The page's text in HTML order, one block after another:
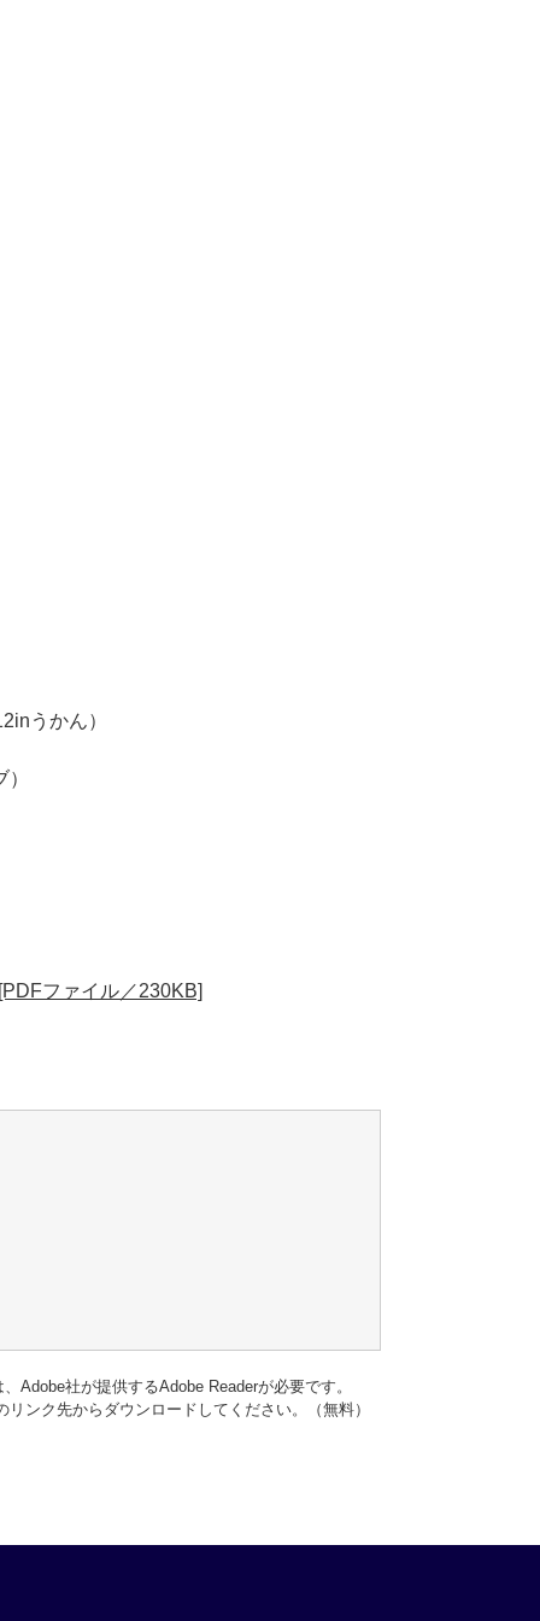
うかん）
ファイル／230KB]
Adobe社が提供するAdobe Readerが必要です。
ンク先からダウンロードしてください。（無料）